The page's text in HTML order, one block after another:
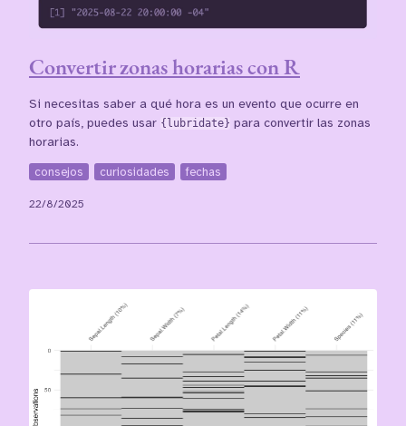
Convertir zonas horarias con R
Si necesitas saber a qué hora es un evento que ocurre en
otro país, puedes usar {lubridate} para convertir las zonas
horarias.
consejos curiosidades fechas
22/8/2025